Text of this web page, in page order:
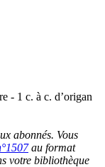
- 1 c. à c. d’origan
abonnés. Vous
au format
votre bibliothèque